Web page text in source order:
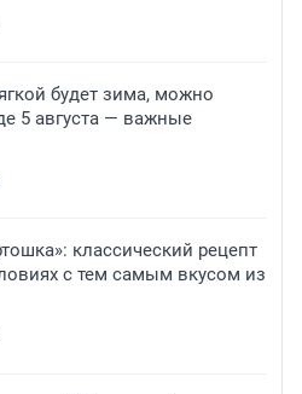
будет зима, можно
5 августа — важные
классический рецепт
с тем самым вкусом из